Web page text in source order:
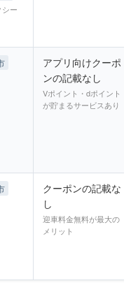
ー
アプリ向けクーポ
ンの記載なし
Vポイント・dポイント
が貯まるサービスあり
クーポンの記載な
し
迎車料金無料が最大の
メリット